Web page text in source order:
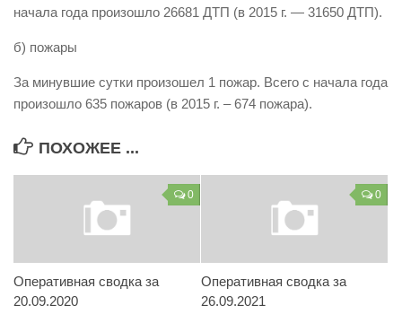
Наша работа
Обращения
начала года произошло 26681 ДТП (в 2015 г. — 31650 ДТП).
б) пожары
За минувшие сутки произошел 1 пожар. Всего с начала года
произошло 635 пожаров (в 2015 г. – 674 пожара).
ПОХОЖЕЕ ...
0
Оперативная сводка за
20.09.2020
0
Оперативная сводка за
26.09.2021